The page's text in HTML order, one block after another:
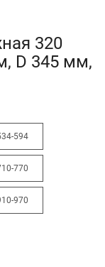
320
D 345 мм,
594
770
970